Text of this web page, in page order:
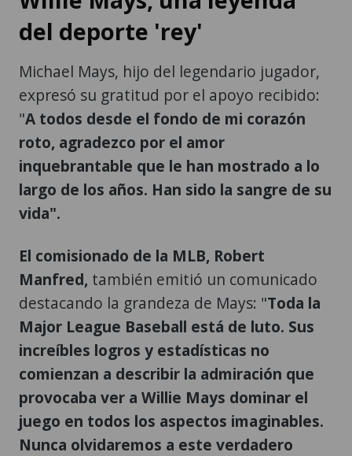
del deporte 'rey'
Michael Mays, hijo del legendario jugador,
expresó su gratitud por el apoyo recibido:
"A todos desde el fondo de mi corazón
roto, agradezco por el amor
inquebrantable que le han mostrado a lo
largo de los años. Han sido la sangre de su
vida".
El comisionado de la MLB, Robert
Manfred, también emitió un comunicado
destacando la grandeza de Mays: "Toda la
Major League Baseball está de luto. Sus
increíbles logros y estadísticas no
comienzan a describir la admiración que
provocaba ver a Willie Mays dominar el
juego en todos los aspectos imaginables.
Nunca olvidaremos a este verdadero